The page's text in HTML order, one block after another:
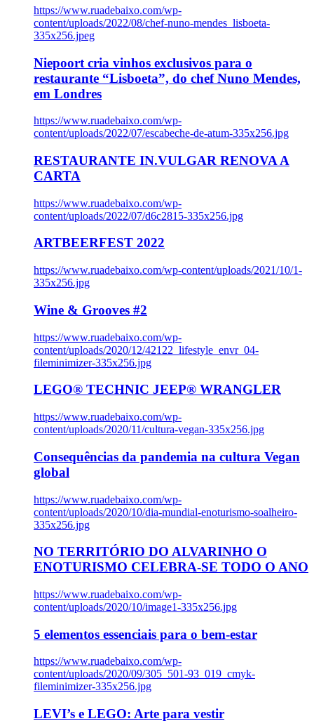
https://www.ruadebaixo.com/wp-
content/uploads/2022/08/chef-nuno-mendes_lisboeta-
335x256.jpeg
Niepoort cria vinhos exclusivos para o
restaurante “Lisboeta”, do chef Nuno Mendes,
em Londres
https://www.ruadebaixo.com/wp-
content/uploads/2022/07/escabeche-de-atum-335x256.jpg
RESTAURANTE IN.VULGAR RENOVA A
CARTA
https://www.ruadebaixo.com/wp-
content/uploads/2022/07/d6c2815-335x256.jpg
ARTBEERFEST 2022
https://www.ruadebaixo.com/wp-content/uploads/2021/10/1-
335x256.jpg
Wine & Grooves #2
https://www.ruadebaixo.com/wp-
content/uploads/2020/12/42122_lifestyle_envr_04-
fileminimizer-335x256.jpg
LEGO® TECHNIC JEEP® WRANGLER
https://www.ruadebaixo.com/wp-
content/uploads/2020/11/cultura-vegan-335x256.jpg
Consequências da pandemia na cultura Vegan
global
https://www.ruadebaixo.com/wp-
content/uploads/2020/10/dia-mundial-enoturismo-soalheiro-
335x256.jpg
NO TERRITÓRIO DO ALVARINHO O
ENOTURISMO CELEBRA-SE TODO O ANO
https://www.ruadebaixo.com/wp-
content/uploads/2020/10/image1-335x256.jpg
5 elementos essenciais para o bem-estar
https://www.ruadebaixo.com/wp-
content/uploads/2020/09/305_501-93_019_cmyk-
fileminimizer-335x256.jpg
LEVI’s e LEGO: Arte para vestir